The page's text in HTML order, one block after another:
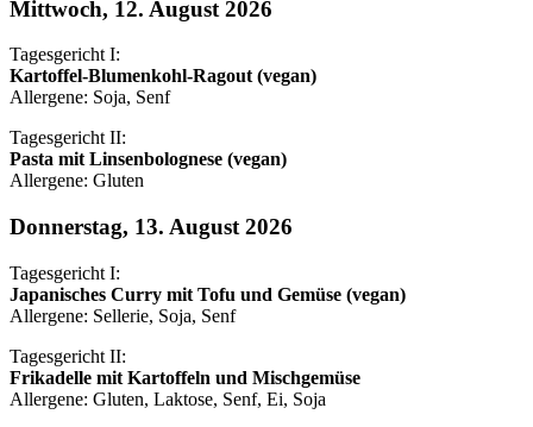
Mittwoch, 12. August 2026
Tagesgericht I:
Kartoffel-Blumenkohl-Ragout (vegan)
Allergene: Soja, Senf
Tagesgericht II:
Pasta mit Linsenbolognese (vegan)
Allergene: Gluten
Donnerstag, 13. August 2026
Tagesgericht I:
Japanisches Curry mit Tofu und Gemüse (vegan)
Allergene: Sellerie, Soja, Senf
Tagesgericht II:
Frikadelle mit Kartoffeln und Mischgemüse
Allergene: Gluten, Laktose, Senf, Ei, Soja